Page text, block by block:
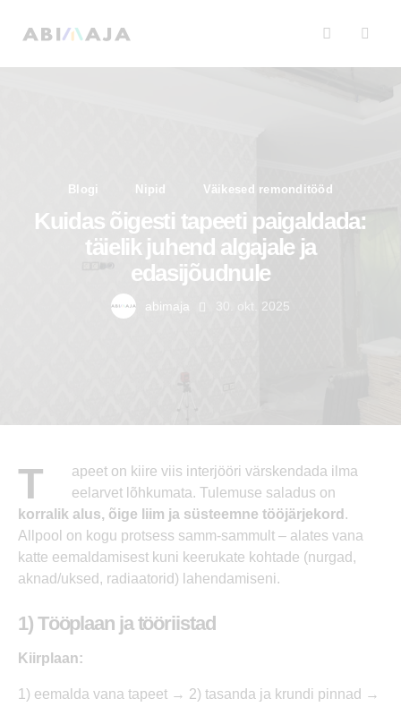
Blogi Nipid Väikesed remonditööd
Kuidas õigesti tapeeti paigaldada:
täielik juhend algajale ja
edasijõudnule
abimaja 30. okt. 2025
T
apeet on kiire viis interjööri värskendada ilma
eelarvet lõhkumata. Tulemuse saladus on
korralik alus, õige liim ja süsteemne tööjärjekord .
Allpool on kogu protsess samm-sammult – alates vana
katte eemaldamisest kuni keerukate kohtade (nurgad,
aknad/uksed, radiaatorid) lahendamiseni.
1) Tööplaan ja tööriistad
Kiirplaan:
1) eemalda vana tapeet → 2) tasanda ja krundi pinnad →